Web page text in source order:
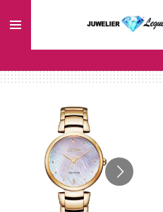
direct
hoofdinhoud